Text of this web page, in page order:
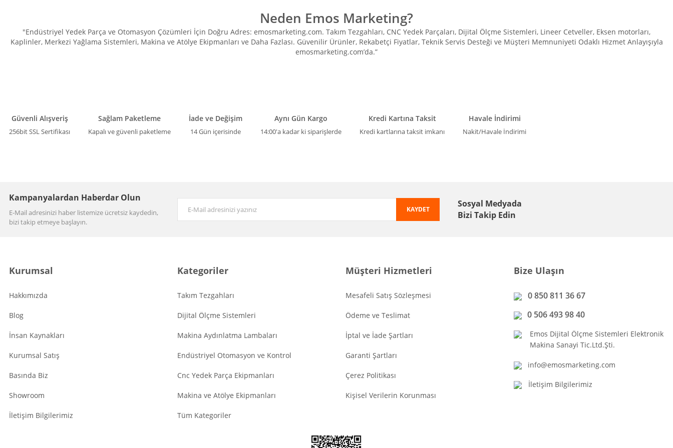
Neden Emos Marketing?
"Endüstriyel Yedek Parça ve Otomasyon Çözümleri İçin Doğru Adres: emosmarketing.com. Takım Tezgahları, CNC Yedek Parçaları, Dijital Ölçme Sistemleri, Lineer Cetveller, Eksen motorları,
Kaplinler, Merkezi Yağlama Sistemleri, Makina ve Atölye Ekipmanları ve Daha Fazlası. Güvenilir Ürünler, Rekabetçi Fiyatlar, Teknik Servis Desteği ve Müşteri Memnuniyeti Odaklı Hizmet Anlayışıyla
emosmarketing.com’da.”
Güvenli Alışveriş
256bit SSL Sertifikası
Sağlam Paketleme
Kapalı ve güvenli paketleme
İade ve Değişim
14 Gün içerisinde
Aynı Gün Kargo
14:00'a kadar ki siparişlerde
Kredi Kartına Taksit
Kredi kartlarına taksit imkanı
Havale İndirimi
Nakit/Havale İndirimi
Kampanyalardan Haberdar Olun
E-Mail adresinizi haber listemize ücretsiz kaydedin,
bizi takip etmeye başlayın.
KAYDET
Sosyal Medyada
Bizi Takip Edin
Kurumsal
Hakkımızda
Blog
İnsan Kaynakları
Kurumsal Satış
Basında Biz
Showroom
İletişim Bilgilerimiz
Kategoriler
Takım Tezgahları
Dijital Ölçme Sistemleri
Makina Aydınlatma Lambaları
Endüstriyel Otomasyon ve Kontrol
Cnc Yedek Parça Ekipmanları
Makina ve Atölye Ekipmanları
Tüm Kategoriler
Müşteri Hizmetleri
Mesafeli Satış Sözleşmesi
Ödeme ve Teslimat
İptal ve İade Şartları
Garanti Şartları
Çerez Politikası
Kişisel Verilerin Korunması
Bize Ulaşın
0 850 811 36 67
0 506 493 98 40
Emos Dijital Ölçme Sistemleri Elektronik
Makina Sanayi Tic.Ltd.Şti.
info@emosmarketing.com
İletişim Bilgilerimiz